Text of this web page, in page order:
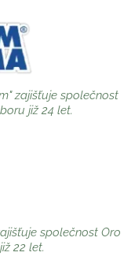
zajišťuje společnost
již 24 let.
společnost Oro
22 let.